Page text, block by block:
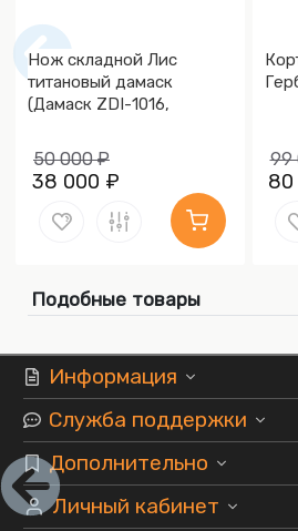
Нож складной Лис
титановый дамаск
(Дамаск ZDI-1016,
50 000 ₽
38 000 ₽
99
80
Подобные товары
Информация
Служба поддержки
Дополнительно
Личный кабинет